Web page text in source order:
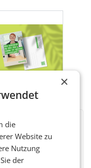
×
die
Website zu
Nutzung
der